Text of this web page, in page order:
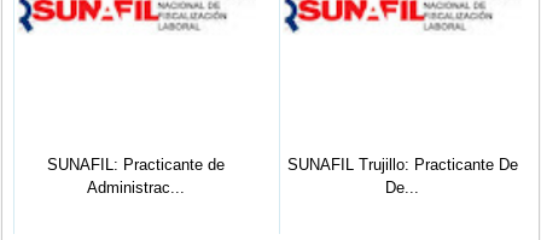
SUNAFIL: Practicante de
Administrac...
SUNAFIL Trujillo: Practicante De
De...